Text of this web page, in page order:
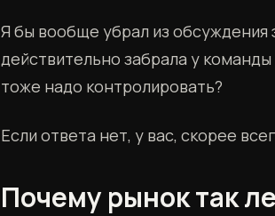
Я бы вообще убрал из обсуждения
действительно забрала у
тоже надо контролировать?
Если ответа нет, у вас, скорее
Почему рынок так